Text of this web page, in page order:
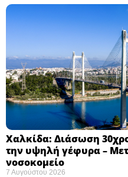
Χαλκίδα: Διάσωση
την υψηλή γέφυρα –
νοσοκομείο ​
7 Αυγούστου 2026